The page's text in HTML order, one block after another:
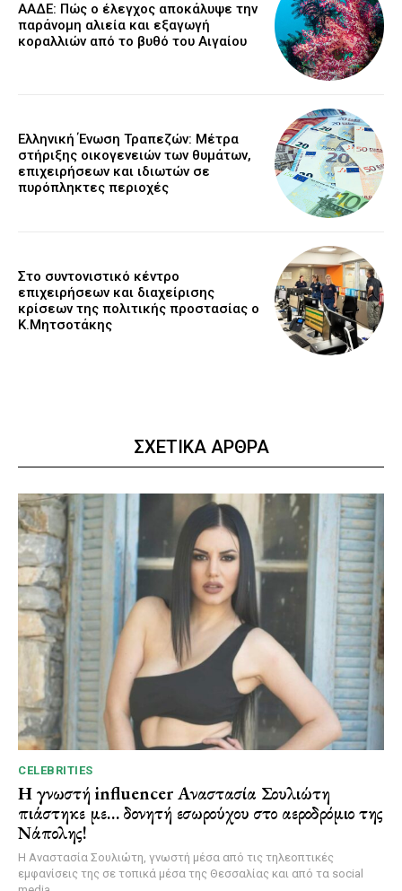
ΑΑΔΕ: Πώς ο έλεγχος αποκάλυψε την
παράνομη αλιεία και εξαγωγή
κοραλλιών από το βυθό του Αιγαίου
Ελληνική Ένωση Τραπεζών: Μέτρα
στήριξης οικογενειών των θυμάτων,
επιχειρήσεων και ιδιωτών σε
πυρόπληκτες περιοχές
Στο συντονιστικό κέντρο
επιχειρήσεων και διαχείρισης
κρίσεων της πολιτικής προστασίας ο
Κ.Μητσοτάκης
ΣΧΕΤΙΚΑ ΑΡΘΡΑ
CELEBRITIES
Η γνωστή influencer Αναστασία Σουλιώτη
πιάστηκε με… δονητή εσωρούχου στο αεροδρόμιο της
Νάπολης!
Η Αναστασία Σουλιώτη, γνωστή μέσα από τις τηλεοπτικές
εμφανίσεις της σε τοπικά μέσα της Θεσσαλίας και από τα social